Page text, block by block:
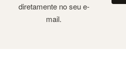
diretamente no seu e-
mail.